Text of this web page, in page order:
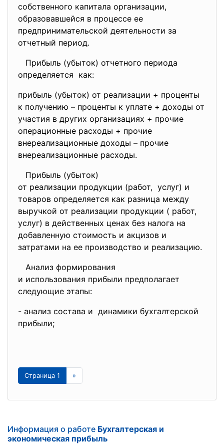
собственного капитала организации,
образовавшейся в процессе ее
предпринимательской деятельности за
отчетный период.
Прибыль (убыток) отчетного периода
определяется как:
прибыль (убыток) от реализации + проценты
к получению – проценты к уплате + доходы от
участия в других организациях + прочие
операционные расходы + прочие
внереализационные доходы – прочие
внереализационные расходы.
Прибыль (убыток)
от реализации продукции (работ, услуг) и
товаров определяется как разница между
выручкой от реализации продукции ( работ,
услуг) в действенных ценах без налога на
добавленную стоимость и акцизов и
затратами на ее производство и реализацию.
Анализ формирования
и использования прибыли предполагает
следующие этапы:
- анализ состава и динамики бухгалтерской
прибыли;
Страница 1 »
Информация о работе Бухгалтерская и
экономическая прибыль